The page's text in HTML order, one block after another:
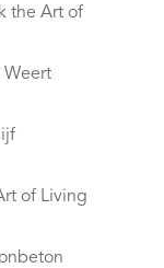
the Art of
Weert
of Living